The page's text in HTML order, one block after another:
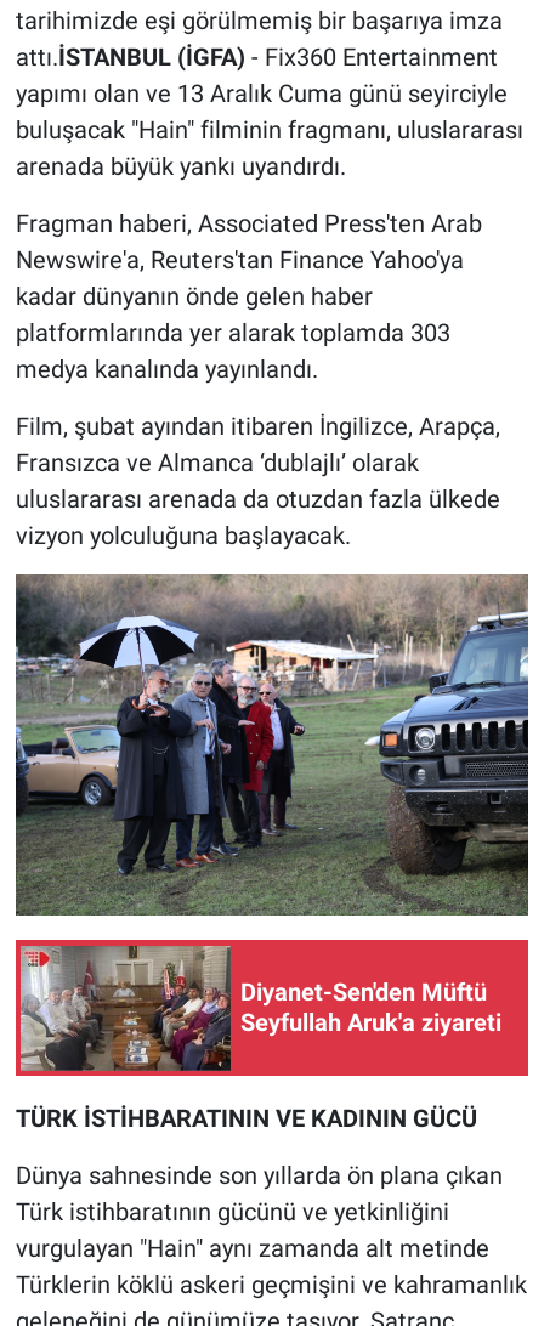
tarihimizde eşi görülmemiş bir başarıya imza
attı.İSTANBUL (İGFA) - Fix360 Entertainment
yapımı olan ve 13 Aralık Cuma günü seyirciyle
buluşacak "Hain" filminin fragmanı, uluslararası
arenada büyük yankı uyandırdı.
Fragman haberi, Associated Press'ten Arab
Newswire'a, Reuters'tan Finance Yahoo'ya
kadar dünyanın önde gelen haber
platformlarında yer alarak toplamda 303
medya kanalında yayınlandı.
Film, şubat ayından itibaren İngilizce, Arapça,
Fransızca ve Almanca ‘dublajlı’ olarak
uluslararası arenada da otuzdan fazla ülkede
vizyon yolculuğuna başlayacak.
Diyanet-Sen'den Müftü
Seyfullah Aruk'a ziyareti
TÜRK İSTİHBARATININ VE KADININ GÜCÜ
Dünya sahnesinde son yıllarda ön plana çıkan
Türk istihbaratının gücünü ve yetkinliğini
vurgulayan "Hain" aynı zamanda alt metinde
Türklerin köklü askeri geçmişini ve kahramanlık